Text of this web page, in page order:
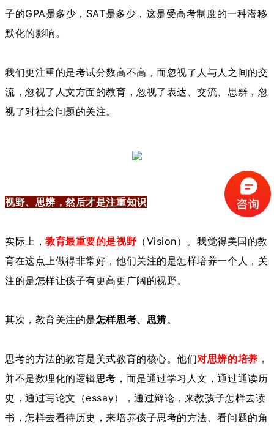
子的GPA是多少，SAT是多少，这是受高考制度的一种潜移
默化的影响。
我们更注重的是考试分数高不高，而忽视了人与人之间的交
流，忽视了人文方面的教育，忽视了表达、交流、思辨，忽
视了对社会问题的关注。
视野、思辨，然后才是注重知识
实际上，教育最重要的是视野 （Vision）。我觉得美国的教
育在这点上做得非常好，他们关注的是怎样培养一个人，关
注的是怎样让孩子有更高更广阔的视野。
其次，教育关注的是怎样思考、思辨。
思考的方法的教育是美式教育的核心。他们对思辨的培养 ，
并不是数理化的逻辑思考，而是通过学习人文，通过通读历
史，通过写论文（essay），通过辩论，来教孩子怎样去读
书，怎样去看待历史，来培养孩子思考的方法、看问题的角